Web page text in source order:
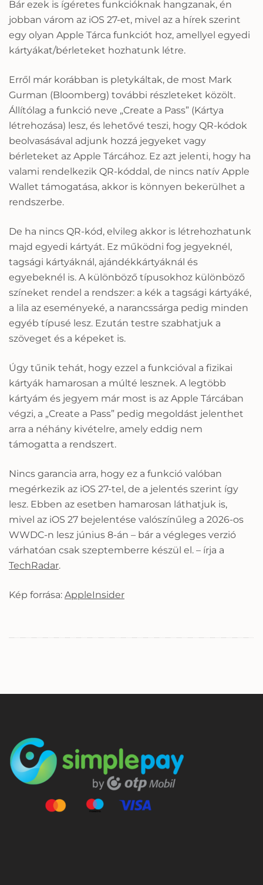
Bár ezek is ígéretes funkcióknak hangzanak, én
jobban várom az iOS 27-et, mivel az a hírek szerint
egy olyan Apple Tárca funkciót hoz, amellyel egyedi
kártyákat/bérleteket hozhatunk létre.
Erről már korábban is pletykáltak, de most Mark
Gurman (Bloomberg) további részleteket közölt.
Állítólag a funkció neve „Create a Pass” (Kártya
létrehozása) lesz, és lehetővé teszi, hogy QR-kódok
beolvasásával adjunk hozzá jegyeket vagy
bérleteket az Apple Tárcához. Ez azt jelenti, hogy ha
valami rendelkezik QR-kóddal, de nincs natív Apple
Wallet támogatása, akkor is könnyen bekerülhet a
rendszerbe.
De ha nincs QR-kód, elvileg akkor is létrehozhatunk
majd egyedi kártyát. Ez működni fog jegyeknél,
tagsági kártyáknál, ajándékkártyáknál és
egyebeknél is. A különböző típusokhoz különböző
színeket rendel a rendszer: a kék a tagsági kártyáké,
a lila az eseményeké, a narancssárga pedig minden
egyéb típusé lesz. Ezután testre szabhatjuk a
szöveget és a képeket is.
Úgy tűnik tehát, hogy ezzel a funkcióval a fizikai
kártyák hamarosan a múlté lesznek. A legtöbb
kártyám és jegyem már most is az Apple Tárcában
végzi, a „Create a Pass” pedig megoldást jelenthet
arra a néhány kivételre, amely eddig nem
támogatta a rendszert.
Nincs garancia arra, hogy ez a funkció valóban
megérkezik az iOS 27-tel, de a jelentés szerint így
lesz. Ebben az esetben hamarosan láthatjuk is,
mivel az iOS 27 bejelentése valószínűleg a 2026-os
WWDC-n lesz június 8-án – bár a végleges verzió
várhatóan csak szeptemberre készül el. – írja a
TechRadar.
Kép forrása: AppleInsider